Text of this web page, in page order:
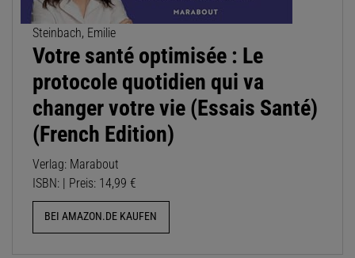
Steinbach, Emilie
Votre santé optimisée : Le
protocole quotidien qui va
changer votre vie (Essais Santé)
(French Edition)
Verlag: Marabout
ISBN: | Preis: 14,99 €
BEI AMAZON.DE KAUFEN